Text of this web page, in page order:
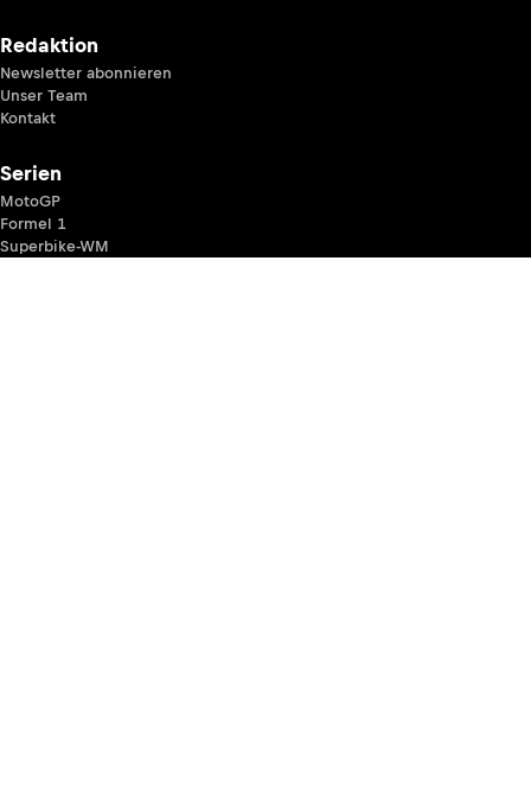
Redaktion
Newsletter abonnieren
Unser Team
Kontakt
Serien
MotoGP
Formel 1
Superbike-WM